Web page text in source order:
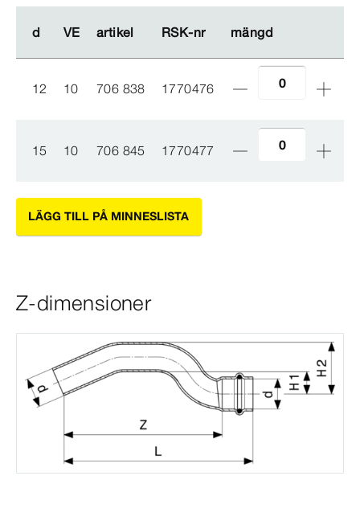
d VE artikel RSK-​nr mängd
d VE artikel RSK-​nr mängd
12 10 706 838 1770476
15 10 706 845 1770477
LÄGG TILL PÅ MINNESLISTA
Z-dimensioner